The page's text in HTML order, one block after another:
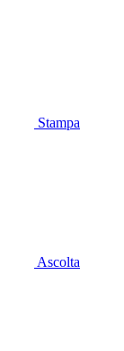
Stampa
Ascolta